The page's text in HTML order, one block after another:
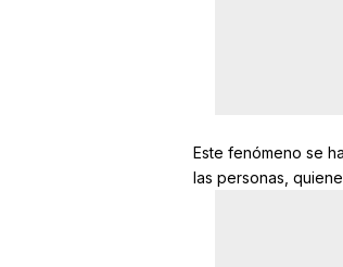
Este fenómeno se
las personas,